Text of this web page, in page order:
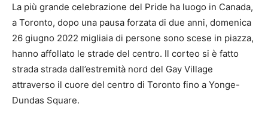
La più grande celebrazione del Pride ha luogo in Canada,
a Toronto, dopo una pausa forzata di due anni, domenica
26 giugno 2022 migliaia di persone sono scese in piazza,
hanno affollato le strade del centro. Il corteo si è fatto
strada strada dall’estremità nord del Gay Village
attraverso il cuore del centro di Toronto fino a Yonge-
Dundas Square.